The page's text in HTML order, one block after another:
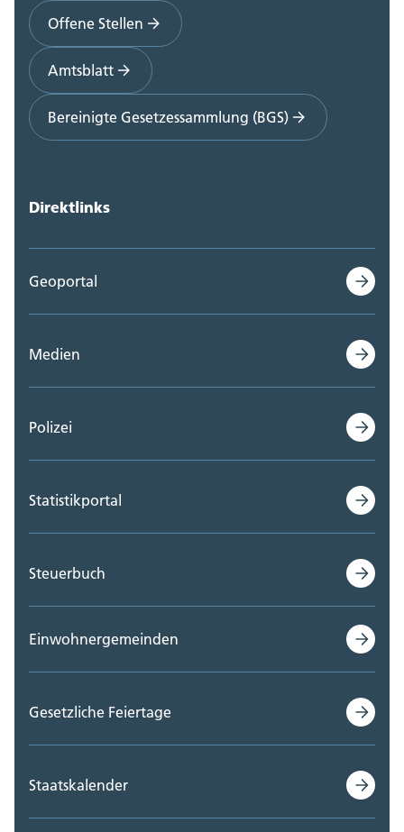
Offene Stellen
Amtsblatt
Bereinigte Gesetzessammlung (BGS)
Direktlinks
Geoportal
Medien
Polizei
Statistikportal
Steuerbuch
Einwohnergemeinden
Gesetzliche Feiertage
Staatskalender